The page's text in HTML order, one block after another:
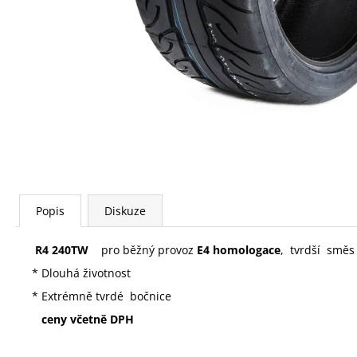
Popis Diskuze
R4 240TW pro běžný provoz E4 homologace, tvrdší směs
* Dlouhá životnost
* Extrémně tvrdé bočnice
ceny včetně DPH